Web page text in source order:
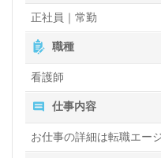
賞与あり 昇給あり
正社員｜常勤
職種
看護師
仕事内容
お仕事の詳細は転職エー